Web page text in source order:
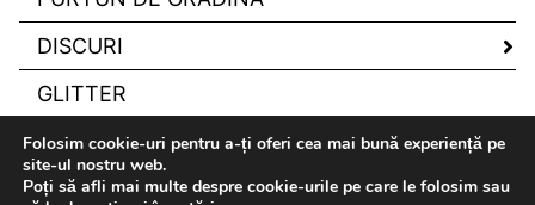
DISCURI
GLITTER
Folosim cookie-uri pentru a-ți oferi cea mai bună experiență pe
site-ul nostru web.
Poți să afli mai multe despre cookie-urile pe care le folosim sau